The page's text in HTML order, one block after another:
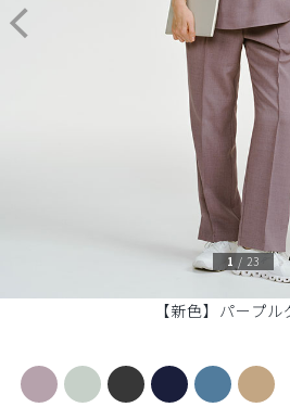
【新色】パープル
1 / 23